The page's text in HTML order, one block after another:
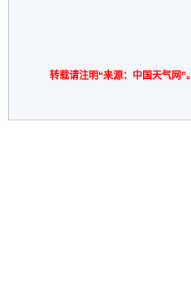
转载请注明“来源：中国天气网”。